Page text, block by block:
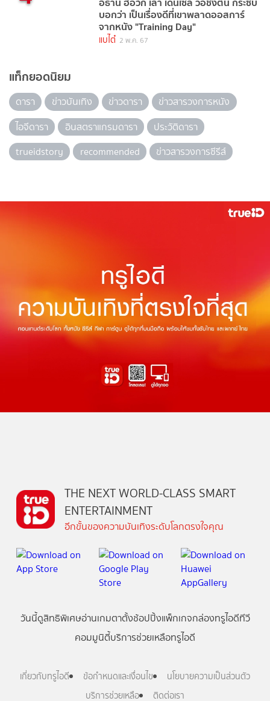
บอกว่า เป็นเรื่องดีที่เขาพลาดออสการ์
จากหนัง "Training Day"
แบไต๋ 2 พ.ค. 67
แท็กยอดนิยม
ดารา ข่าวบันเทิง ข่าวดารา
ข่าวสารวงการหนัง
ไอจีดารา
อินสตราแกรมดารา
ประวัติดารา
trueidstory
recommended ข่าวสารวงการซีรีส์
THE NEXT WORLD-CLASS SMART
ENTERTAINMENT
อีกขั้นของความบันเทิงระดับโลกตรงใจคุณ
วันนี้ดูสิทธิพิเศษอ่านเกมตาตั้งช้อปปิ้งแพ็กเกจกล่องทรูไอดีทีวี
คอมมูนิตี้บริการช่วยเหลือทรูไอดี
เกี่ยวกับทรูไอดี ข้อกำหนดและเงื่อนไข
นโยบายความเป็นส่วนตัว
บริการช่วยเหลือ
ติดต่อเรา